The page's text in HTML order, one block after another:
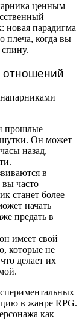
ценным
новая парадигма
плеча, когда вы
отношений
прошлые
шутки. Он может
назад,
в
часто
станет более
начать
предать в
имеет свой
которые не
делает их
в жанре RPG.
как